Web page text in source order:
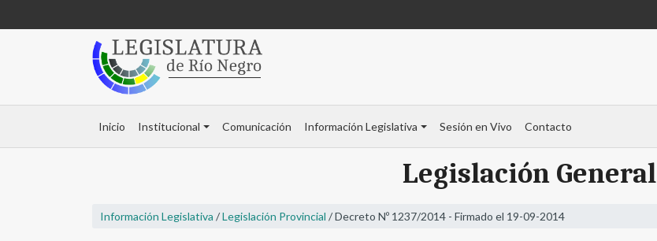
Inicio Institucional Comunicación Información Legislativa Sesión en Vivo Contacto
Legislación General
Información Legislativa /Legislación Provincial / Decreto Nº 1237/2014 - Firmado el 19-09-2014